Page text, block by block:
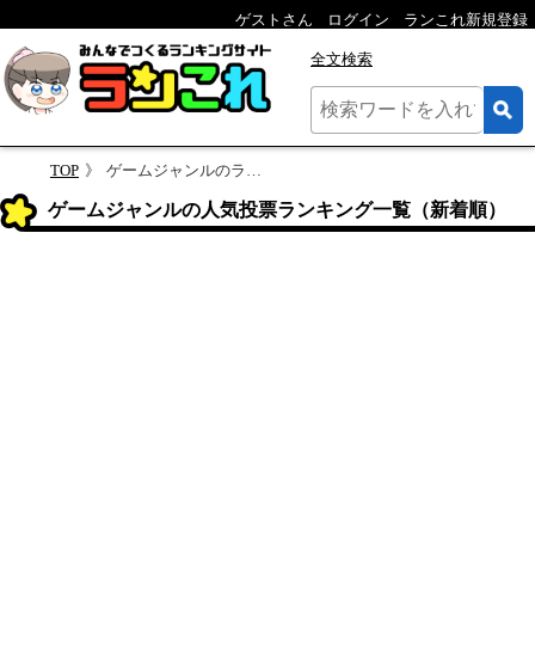
ゲストさん ログイン ランこれ新規登録
全文検索
TOP ゲームジャンルのランキング
ゲームジャンルの人気投票ランキング一覧（新着順）